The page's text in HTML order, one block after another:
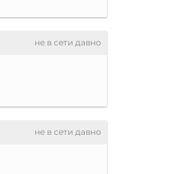
не в сети давно
не в сети давно